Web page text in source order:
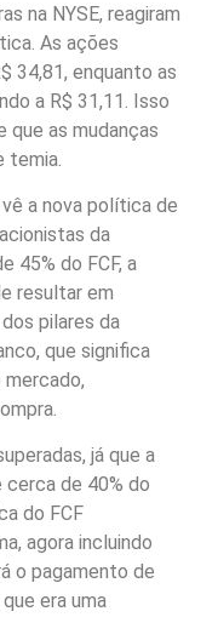
na NYSE, reagiram
As ações
34,81, enquanto as
a R$ 31,11. Isso
que as mudanças
temia.
a nova política de
da
45% do FCF, a
resultar em
pilares da
que significa
mercado,
já que a
de 40% do
do FCF
agora incluindo
o pagamento de
era uma